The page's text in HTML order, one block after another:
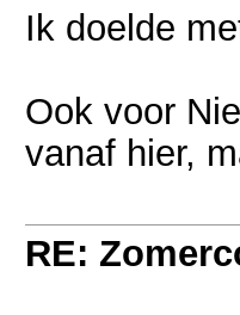
Ik doelde
Ook voor
vanaf hier,
RE: